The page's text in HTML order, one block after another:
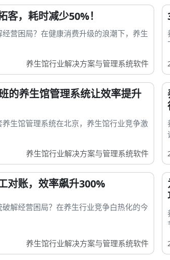
，耗时减少50%！
营困局？在健康消费升级的浪潮下，养生
养生馆行业解决方案与管理系统软件
的养生馆管理系统让效率提升
生馆管理系统在北京，养生馆行业竞争激
养生馆行业解决方案与管理系统软件
对账，效率飙升300%
解经营困局？在养生行业竞争白热化的今
养生馆行业解决方案与管理系统软件